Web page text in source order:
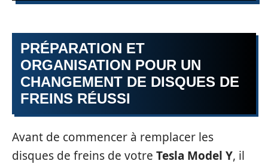
PRÉPARATION ET
ORGANISATION POUR UN
CHANGEMENT DE DISQUES DE
FREINS RÉUSSI
Avant de commencer à remplacer les
disques de freins de votre Tesla Model Y, il